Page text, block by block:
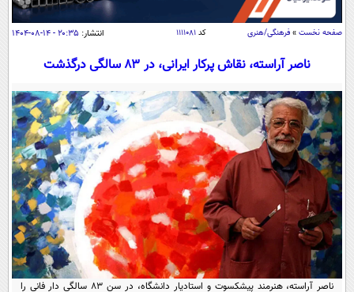
اقتصاد
اقتصادی
جامعه
حوادث
سلامت
یک برش دانایی
محیط زیست
سفر و تفریح
بین الملل
سیاست خارجی
فرهنگ و هنر
علم و دانش
فناوری و It
علمی
اخبار کریپتو
قرآن
گوناگون
سرگرمی
باشگاه مغز
فیلم
اقتصاد
عصر ایران 2
صفحه نخست » فرهنگی/هنری کد۱۱۱۱۰۸۱ انتشار: ۲۰:۳۵ - ۱۴-۰۸-۱۴۰۴
ناصر آراسته، نقاش پرکار ایرانی، در ۸۳ سالگی درگذشت
ناصر آراسته، هنرمند پیشکسوت و استادیار دانشگاه، در سن ۸۳ سالگی دار فانی را